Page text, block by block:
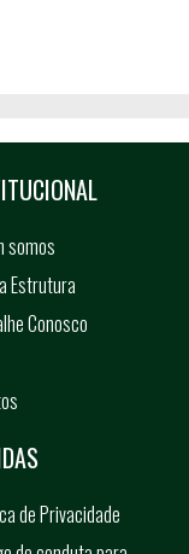
somos
Estrutura
Conosco
de Privacidade